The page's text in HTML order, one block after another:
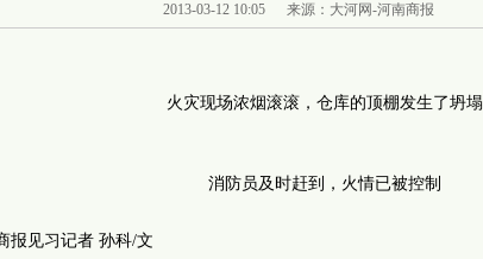
2013-03-12 10:05 来源：大河网-河南商报
火灾现场浓烟滚滚，仓库的顶棚发生了坍塌
消防员及时赶到，火情已被控制
见习记者 孙科/文